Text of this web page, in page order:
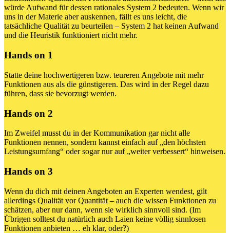
würde Aufwand für dessen rationales System 2 bedeuten. Wenn wir
uns in der Materie aber auskennen, fällt es uns leicht, die
tatsächliche Qualität zu beurteilen – System 2 hat keinen Aufwand
und die Heuristik funktioniert nicht mehr.
Hands on 1
Statte deine hochwertigeren bzw. teureren Angebote mit mehr
Funktionen aus als die günstigeren. Das wird in der Regel dazu
führen, dass sie bevorzugt werden.
Hands on 2
Im Zweifel musst du in der Kommunikation gar nicht alle
Funktionen nennen, sondern kannst einfach auf „den höchsten
Leistungsumfang“ oder sogar nur auf „weiter verbessert“ hinweisen.
Hands on 3
Wenn du dich mit deinen Angeboten an Experten wendest, gilt
allerdings Qualität vor Quantität – auch die wissen Funktionen zu
schätzen, aber nur dann, wenn sie wirklich sinnvoll sind. (Im
Übrigen solltest du natürlich auch Laien keine völlig sinnlosen
Funktionen anbieten … eh klar, oder?)